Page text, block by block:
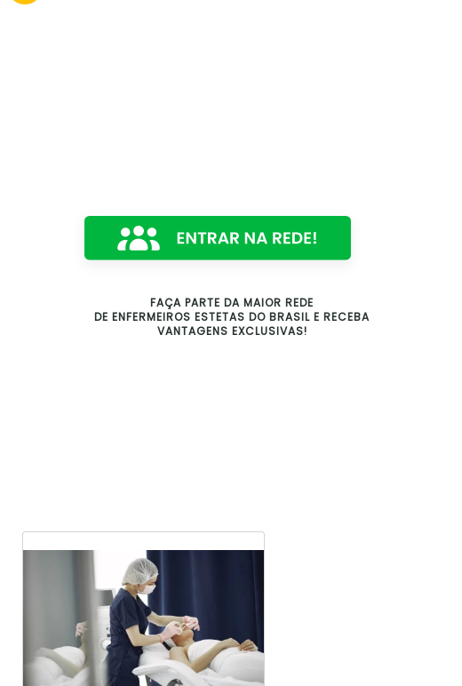
FAÇA PARTE DA MAIOR REDE
DE ENFERMEIROS ESTETAS DO BRASIL E RECEBA
VANTAGENS EXCLUSIVAS!